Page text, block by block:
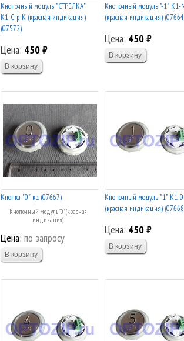
Кнопочный модуль "СТРЕЛКА"
К1-Стр-К (красная индикация)
(07572)
Цена: 450 ₽
Кнопочный модуль "-1"
(красная индикация)
Цена: 450 ₽
Кнопка "0" кр. (07667)
Кнопочный модуль "0" (красная
индикация)
Цена: по запросу
Кнопочный модуль "1" К1-
(красная индикация)
Цена: 450 ₽